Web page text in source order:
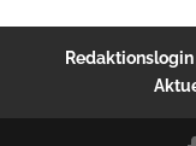
Redaktionslogin